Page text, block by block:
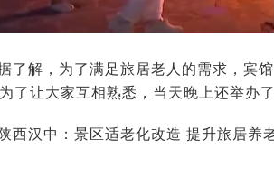
了解，为了满足旅居老人的需求，宾
了让大家互相熟悉，当天晚上还举办
陕西汉中：景区适老化改造 提升旅居养